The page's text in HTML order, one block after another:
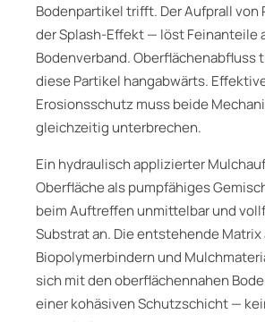
Bodenpartikel trifft. Der Aufprall
der Splash-Effekt — löst Feinanteile
Bodenverband. Oberflächenabfluss
diese Partikel hangabwärts.
Erosionsschutz muss beide
gleichzeitig unterbrechen.
Ein hydraulisch applizierter
Oberfläche als pumpfähiges
beim Auftreffen unmittelbar und
Substrat an. Die entstehende Matrix
Biopolymerbindern und
sich mit den oberflächennahen
einer kohäsiven Schutzschicht —